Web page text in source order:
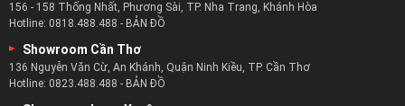
156 - 158 Thống Nhất, Phương Sài, TP. Nha Trang, Khánh Hòa
Hotline: 0818.488.488 - BẢN ĐỒ
Showroom Cần Thơ
136 Nguyễn Văn Cừ, An Khánh, Quận Ninh Kiều, TP. Cần Thơ
Hotline: 0823.488.488 - BẢN ĐỒ